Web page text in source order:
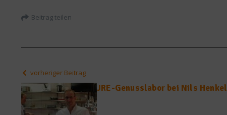
Beitrag teilen
vorheriger Beitrag
JRE-Genusslabor bei Nils Henkel